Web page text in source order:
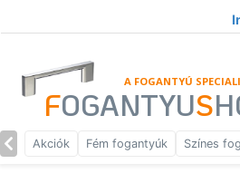
A FOGANTYÚ
FOGANTYUS
Akciók Fém fogantyúk Színes